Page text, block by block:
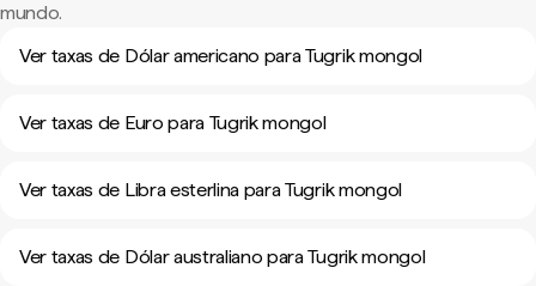
mundo.
Ver taxas de Dólar americano para Tugrik mongol
Ver taxas de Euro para Tugrik mongol
Ver taxas de Libra esterlina para Tugrik mongol
Ver taxas de Dólar australiano para Tugrik mongol